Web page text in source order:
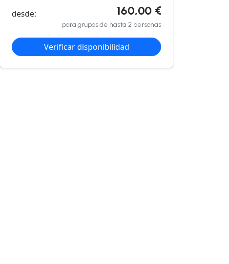
desde: 160,00 €
para grupos de hasta 2 personas
Verificar disponibilidad